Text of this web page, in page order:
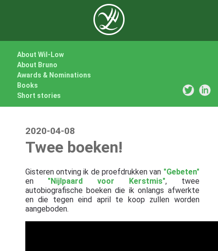
About Wil-Low
About Bruno
Awards & Nominations
Books
Short stories
2020-04-08
Twee boeken!
Gisteren ontving ik de proefdrukken van "Gebeten"
en "Nijlpaard voor Kerstmis", twee
autobiografische boeken die ik onlangs afwerkte
en die tegen eind april te koop zullen worden
aangeboden.